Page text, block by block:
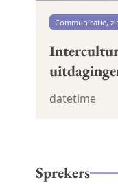
Communicatie,
datetime
Sprekers